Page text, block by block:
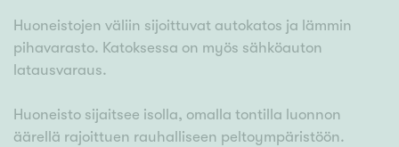
Huoneistojen väliin sijoittuvat autokatos ja lämmin
pihavarasto. Katoksessa on myös sähköauton
latausvaraus.
Huoneisto sijaitsee isolla, omalla tontilla luonnon
äärellä rajoittuen rauhalliseen peltoympäristöön.